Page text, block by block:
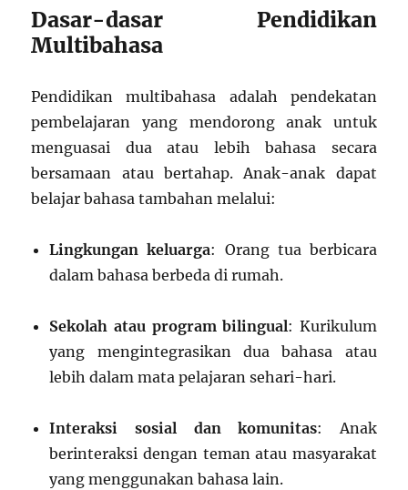
Dasar-dasar Pendidikan
Multibahasa
Pendidikan multibahasa adalah pendekatan
pembelajaran yang mendorong anak untuk
menguasai dua atau lebih bahasa secara
bersamaan atau bertahap. Anak-anak dapat
belajar bahasa tambahan melalui:
Lingkungan keluarga: Orang tua berbicara
dalam bahasa berbeda di rumah.
Sekolah atau program bilingual: Kurikulum
yang mengintegrasikan dua bahasa atau
lebih dalam mata pelajaran sehari-hari.
Interaksi sosial dan komunitas: Anak
berinteraksi dengan teman atau masyarakat
yang menggunakan bahasa lain.